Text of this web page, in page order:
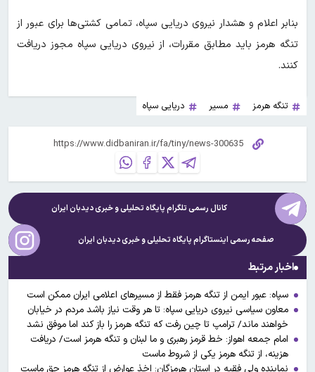
بنابر اعلام و هشدار نیروی دریایی سپاه، تمامی کشتی‌ها برای عبور از
تنگه هرمز باید مطابق مقررات، از نیروی دریایی سپاه مجوز دریافت
کنند.
تنگه هرمز مسیر دریایی سپاه
کانال رسمی تلگرام پایگاه تحلیلی و خبریدیدبان ایران
صفحه رسمی اینستاگرام پایگاه تحلیلی و خبریدیدبان ایران
اخبار مرتبط
سپاه: عبور ایمن از تنگه هرمز فقط از مسیرهای اعلامی ایران ممکن است
معاون سیاسی نیروی دریایی سپاه: تا هر وقت نیاز باشد مردم در خیابان
خواهند ماند/ ترامپ تا چین رفت که تنگه هرمز را باز کند اما موفق نشد
امام جمعه اهواز: خط قرمز رهبری و ما لبنان و تنگه هرمز است/ دریافت
هزینه، از تنگه هرمز یکی از شروط ماست